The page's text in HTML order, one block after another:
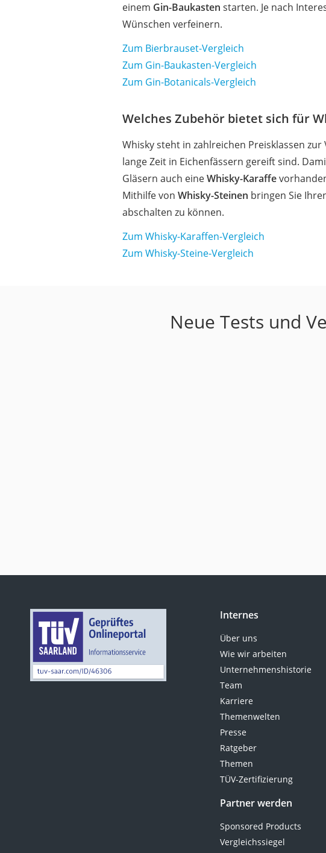
einem Gin-Baukasten starten. Je nach
Wünschen verfeinern.
Zum Bierbrauset-Vergleich
Zum Gin-Baukasten-Vergleich
Zum Gin-Botanicals-Vergleich
Welches Zubehör bietet sich für
Whisky steht in zahlreichen Preisklassen
lange Zeit in Eichenfässern gereift sind.
Gläsern auch eineWhisky-Karaffe
Mithilfe vonWhisky-Steinen bringen Sie
abschalten zu können.
Zum Whisky-Karaffen-Vergleich
Zum Whisky-Steine-Vergleich
Neue Tests und
Internes
Über uns
Wie wir arbeiten
Unternehmenshistorie
Team
Karriere
Themenwelten
Presse
Ratgeber
Themen
TÜV-Zertifizierung
Partner werden
Sponsored Products
Vergleichssiegel